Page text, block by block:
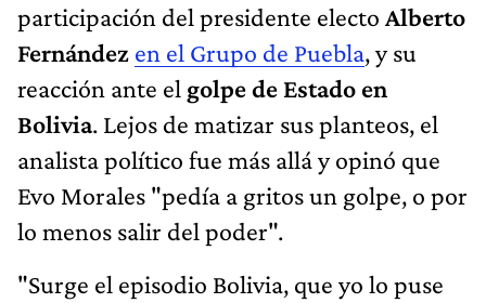
participación del presidente electo Alberto
Fernández en el Grupo de Puebla, y su
reacción ante el golpe de Estado en
Bolivia. Lejos de matizar sus planteos, el
analista político fue más allá y opinó que
Evo Morales "pedía a gritos un golpe, o por
lo menos salir del poder".
"Surge el episodio Bolivia, que yo lo puse